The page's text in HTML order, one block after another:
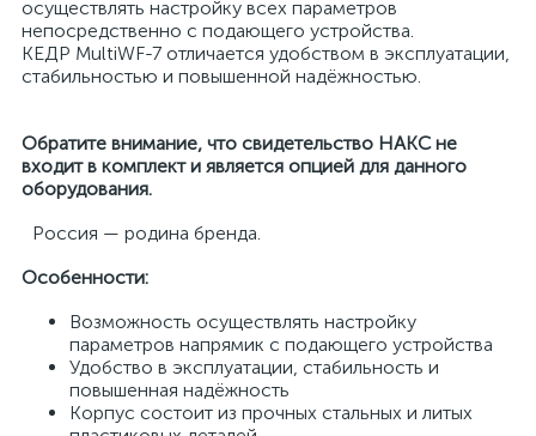
осуществлять настройку всех параметров
непосредственно с подающего устройства.
КЕДР MultiWF-7 отличается удобством в эксплуатации,
стабильностью и повышенной надёжностью.
Обратите внимание, что свидетельство НАКС не
входит в комплект и является опцией для данного
оборудования.
Россия — родина бренда.
Особенности:
Возможность осуществлять настройку
параметров напрямик с подающего устройства
Удобство в эксплуатации, стабильность и
повышенная надёжность
Корпус состоит из прочных стальных и литых